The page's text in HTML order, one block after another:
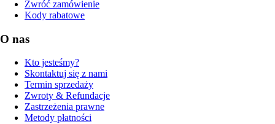
Zwróć zamówienie
Kody rabatowe
O nas
Kto jesteśmy?
Skontaktuj się z nami
Termin sprzedaży
Zwroty & Refundacje
Zastrzeżenia prawne
Metody płatności